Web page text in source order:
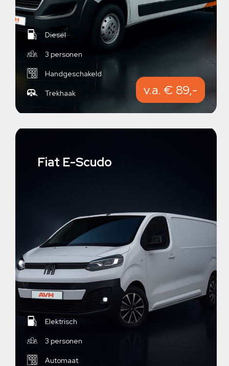
Diesel
3 personen
Handgeschakeld
Trekhaak v.a. € 89,-
Fiat E-Scudo
Elektrisch
3 personen
Automaat